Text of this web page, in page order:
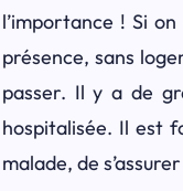
l’importance ! Si
présence, sans
passer. Il y a de
hospitalisée. Il est
malade, de